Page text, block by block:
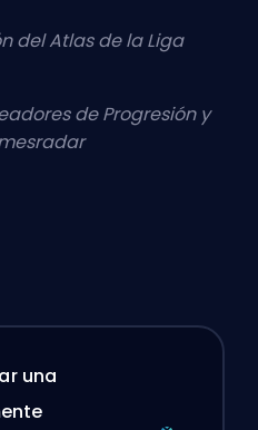
del Atlas de la Liga
de Progresión y
una